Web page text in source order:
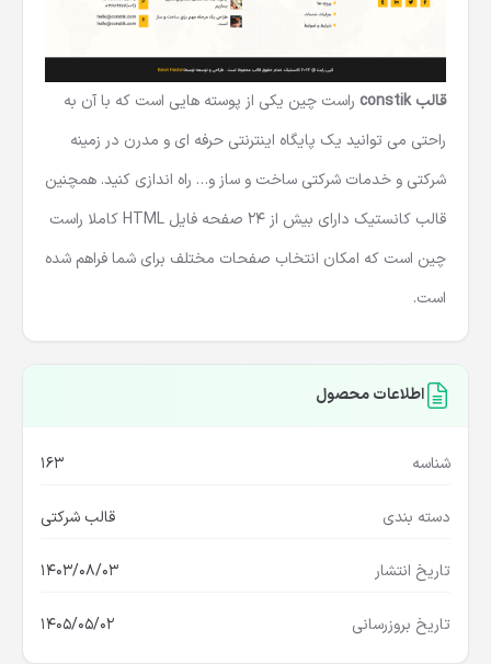
قالب constik
راست چین یکی از پوسته هایی است که با آن به
راحتی می توانید یک پایگاه اینترنتی حرفه ای و مدرن در زمینه
شرکتی و خدمات شرکتی ساخت و ساز و… راه اندازی کنید. همچنین
قالب کانستیک دارای بیش از 24 صفحه فایل HTML کاملا راست
چین است که امکان انتخاب صفحات مختلف برای شما فراهم شده
است.
اطلاعات محصول
شناسه 163
دسته بندی قالب شرکتی
تاریخ انتشار 1403/08/03
تاریخ بروزرسانی 1405/05/02